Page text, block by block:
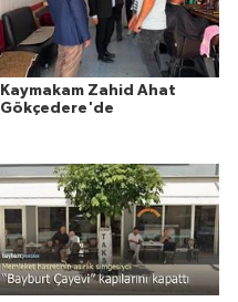
Kaymakam Zahid Ahat
Gökçedere'de